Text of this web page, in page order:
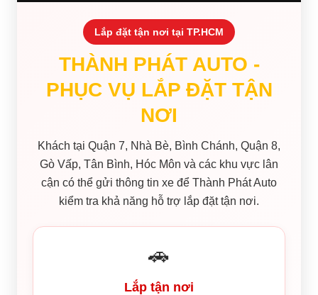
Lắp đặt tận nơi tại TP.HCM
THÀNH PHÁT AUTO -
PHỤC VỤ LẮP ĐẶT TẬN
NƠI
Khách tại Quận 7, Nhà Bè, Bình Chánh, Quận 8,
Gò Vấp, Tân Bình, Hóc Môn và các khu vực lân
cận có thể gửi thông tin xe để Thành Phát Auto
kiểm tra khả năng hỗ trợ lắp đặt tận nơi.
🚗
Lắp tận nơi